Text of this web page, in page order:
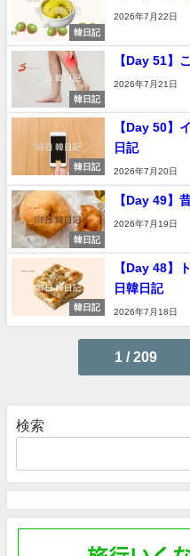
韓日記
2026年7月22日
韓日記
【Day 51】
2026年7月21日
韓日記
【Day 50】
日記
2026年7月20日
韓日記
【Day 49】
2026年7月19日
韓日記
【Day 48】
日韓日記
2026年7月18日
1 / 209
検索